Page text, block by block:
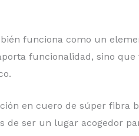
funciona como un
funcionalidad, sino
en cuero de súper fibra
ser un lugar acogedor